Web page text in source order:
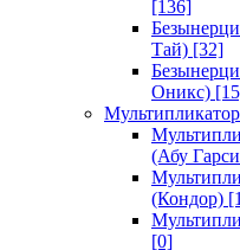
[136]
Тай) [32]
Оникс)
(Абу
(Кондор)
[0]